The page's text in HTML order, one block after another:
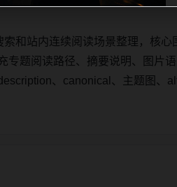
和站内连续阅读场景整理，核心
题阅读路径、摘要说明、图片
、canonical、主题图、